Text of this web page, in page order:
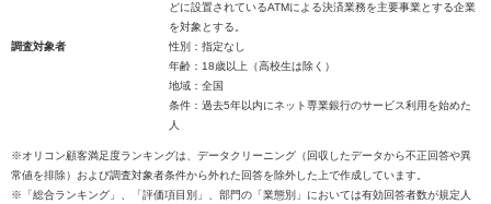
どに設置されているATMによる決済業務を主要事業とする企業
を対象とする。
調査対象者
性別：指定なし
年齢：18歳以上（高校生は除く）
地域：全国
条件：過去5年以内にネット専業銀行のサービス利用を始めた
人
※オリコン顧客満足度ランキングは、データクリーニング（回収したデータから不正回答や異
常値を排除）および調査対象者条件から外れた回答を除外した上で作成しています。
※「総合ランキング」、「評価項目別」、部門の「業態別」においては有効回答者数が規定人